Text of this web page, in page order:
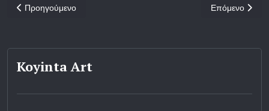
Προηγούμενο άρθρο: Το ανάμεσα σε δύο πατρίδες ταξιδεύει στην
Προηγούμενο Επόμενο
Επόμενο
Koyinta Art